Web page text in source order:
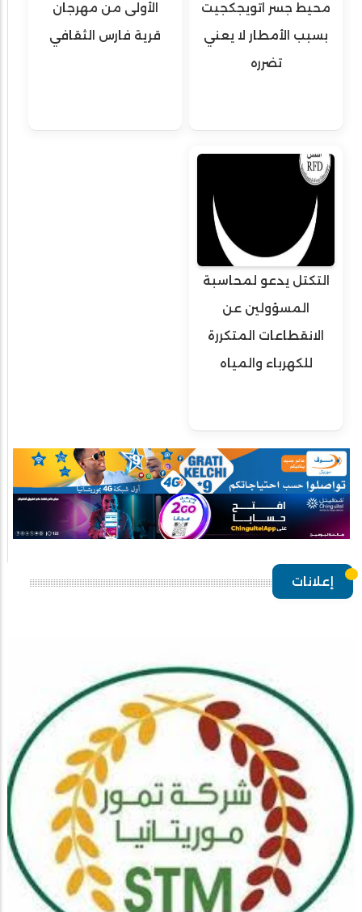
محيط جسر اتويجكجيت
بسبب الأمطار لا يعني
تضرره
الأولى من مهرجان
قرية فارس الثقافي
التكتل يدعو لمحاسبة
المسؤولين عن
الانقطاعات المتكررة
للكهرباء والمياه
إعلانات